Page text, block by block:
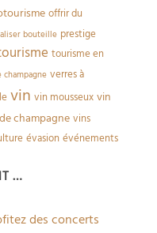
offrir du
bouteille prestige
tourisme en
champagne verres à
vin vin mousseux vin
champagne vins
évasion événements
…
des concerts